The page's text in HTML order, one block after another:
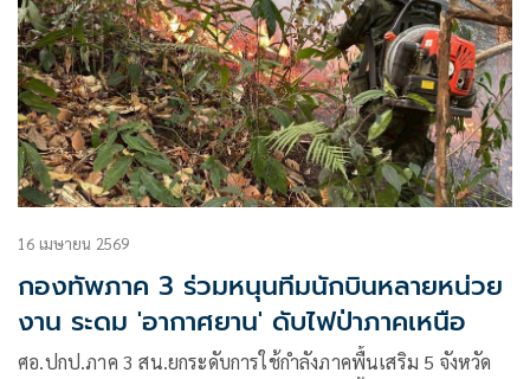
16 เมษายน 2569
กองทัพภาค 3 ร่วมหนุนทีมนักบินหลายหน่วย
งาน ระดม 'อากาศยาน' ดับไฟป่าภาคเหนือ
ศอ.ปกป.ภาค 3 สน.ยกระดับการใช้กำลังภาคพื้นเสริม 5 จังหวัด